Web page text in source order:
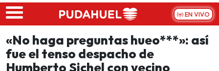
Skip to main content
EN VIVO
«No haga preguntas hueo***»: así
fue el tenso despacho de
Humberto Sichel con vecino